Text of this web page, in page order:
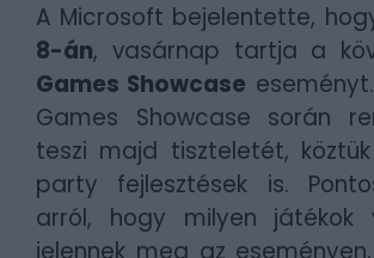
A Microsoft bejelentette,
8-án, vasárnap tartja a
Games Showcase
Games Showcase során
teszi majd tiszteletét,
party fejlesztések is.
arról, hogy milyen játékok
jelennek meg az